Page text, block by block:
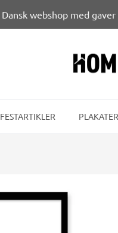
Dansk webshop med
FESTARTIKLER PLAKATER